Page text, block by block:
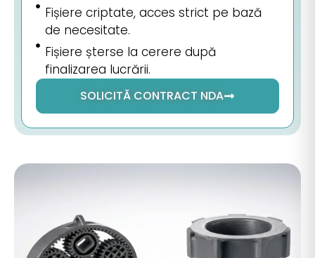
Fișiere criptate, acces strict pe bază
de necesitate.
Fișiere șterse la cerere după
finalizarea lucrării.
SOLICITĂ CONTRACT NDA